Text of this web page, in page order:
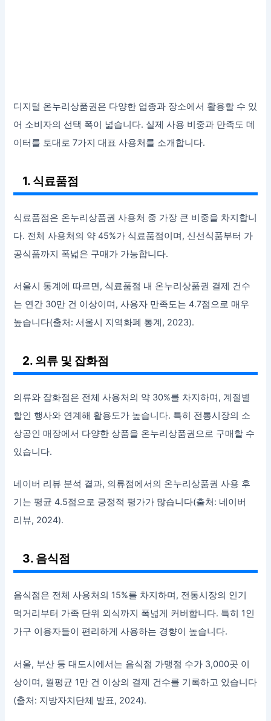
디지털 온누리상품권은 다양한 업종과 장소에서 활용할 수 있
어 소비자의 선택 폭이 넓습니다. 실제 사용 비중과 만족도 데
이터를 토대로 7가지 대표 사용처를 소개합니다.
1. 식료품점
식료품점은 온누리상품권 사용처 중 가장 큰 비중을 차지합니
다. 전체 사용처의 약 45%가 식료품점이며, 신선식품부터 가
공식품까지 폭넓은 구매가 가능합니다.
서울시 통계에 따르면, 식료품점 내 온누리상품권 결제 건수
는 연간 30만 건 이상이며, 사용자 만족도는 4.7점으로 매우
높습니다(출처: 서울시 지역화폐 통계, 2023).
2. 의류 및 잡화점
의류와 잡화점은 전체 사용처의 약 30%를 차지하며, 계절별
할인 행사와 연계해 활용도가 높습니다. 특히 전통시장의 소
상공인 매장에서 다양한 상품을 온누리상품권으로 구매할 수
있습니다.
네이버 리뷰 분석 결과, 의류점에서의 온누리상품권 사용 후
기는 평균 4.5점으로 긍정적 평가가 많습니다(출처: 네이버
리뷰, 2024).
3. 음식점
음식점은 전체 사용처의 15%를 차지하며, 전통시장의 인기
먹거리부터 가족 단위 외식까지 폭넓게 커버합니다. 특히 1인
가구 이용자들이 편리하게 사용하는 경향이 높습니다.
서울, 부산 등 대도시에서는 음식점 가맹점 수가 3,000곳 이
상이며, 월평균 1만 건 이상의 결제 건수를 기록하고 있습니다
(출처: 지방자치단체 발표, 2024).